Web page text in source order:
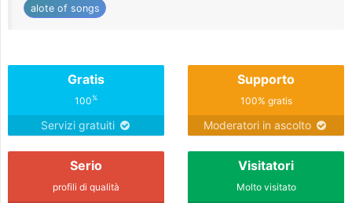
alote of songs
Gratis
100%
Servizi gratuiti
Supporto
100% gratis
Moderatori in ascolto
Serio
profili di qualità
Visitatori
Molto visitato